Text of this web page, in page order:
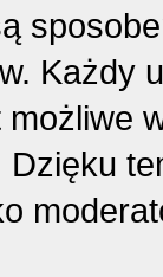
Każdy
Dzięku